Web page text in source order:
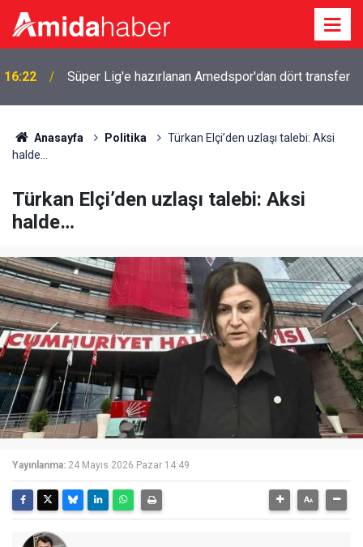
16:22 Süper Lig'e hazırlanan Amedspor'dan dört transfer
Anasayfa Politika
Türkan Elçi’den uzlaşı talebi: Aksi
halde…
Türkan Elçi’den uzlaşı talebi: Aksi
halde…
Yayınlanma: 24 Mayıs 2026 Pazar 14:49